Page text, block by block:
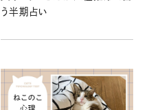
う半期占い